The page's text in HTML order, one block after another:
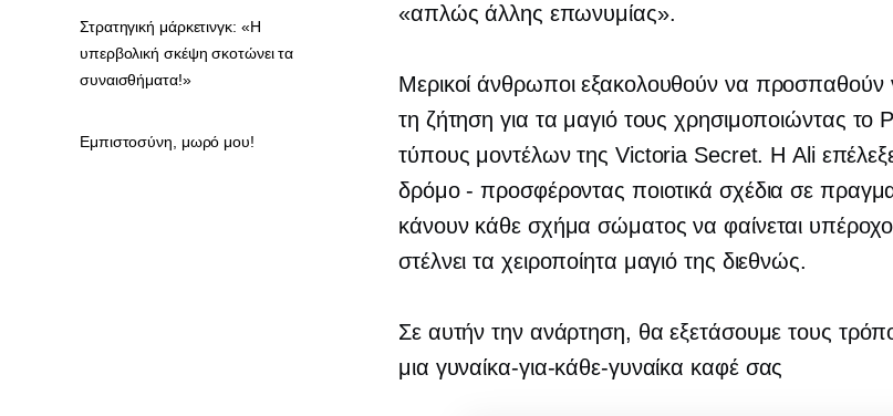
«απλώς άλλης επωνυμίας».
Μερικοί άνθρωποι εξακολουθούν να προσπαθούν
τη ζήτηση για τα μαγιό τους χρησιμοποιώντας το
τύπους μοντέλων της Victoria Secret. Η Ali επέλεξε
δρόμο - προσφέροντας ποιοτικά σχέδια σε
κάνουν κάθε σχήμα σώματος να φαίνεται
στέλνει τα χειροποίητα μαγιό της διεθνώς.
Σε αυτήν την ανάρτηση, θα εξετάσουμε τους
μια γυναίκα-για-κάθε-γυναίκα καφέ σας
Στρατηγική μάρκετινγκ: «Η
υπερβολική σκέψη σκοτώνει τα
συναισθήματα!»
Εμπιστοσύνη, μωρό μου!